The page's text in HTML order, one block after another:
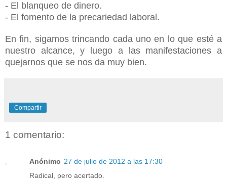
- El blanqueo de dinero.
- El fomento de la precariedad laboral.
En fin, sigamos trincando cada uno en lo que esté a
nuestro alcance, y luego a las manifestaciones a
quejarnos que se nos da muy bien.
Compartir
1 comentario:
Anónimo 27 de julio de 2012 a las 17:30
Radical, pero acertado.